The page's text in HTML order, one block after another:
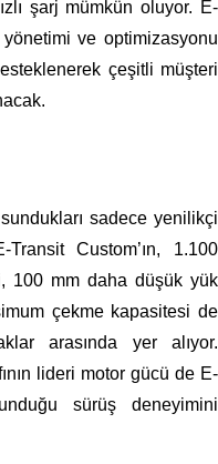
şarj mümkün oluyor. E-
ve optimizasyonu
çeşitli müşteri
sundukları sadece yenilikçi
Custom’ın, 1.100
100 mm daha düşük yük
çekme kapasitesi de
arasında yer alıyor.
lideri motor gücü de E-
sürüş deneyimini